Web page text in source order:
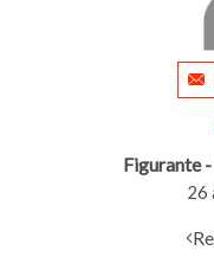
Figurante
26